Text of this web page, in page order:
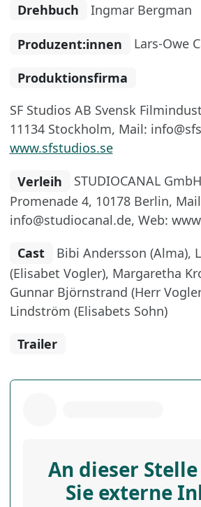
Drehbuch Ingmar Bergman
Produzent:innen Lars-Owe
Produktionsfirma
SF Studios AB Svensk
11134 Stockholm, Mail:
www.sfstudios.se
Verleih
STUDIOCANAL
Promenade 4, 10178 Berlin,
info@studiocanal.de, Web:
Cast
Bibi Andersson (Alma),
(Elisabet Vogler), Margaretha
Gunnar Björnstrand (Herr
Lindström (Elisabets Sohn)
Trailer
An dieser
Sie externe